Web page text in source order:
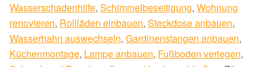
Wasserschadenhilfe, Schimmelbeseitigung, Wohnung
renovieren, Rollläden einbauen, Steckdose anbauen,
Wasserhahn auswechseln, Gardinenstangen anbauen,
Küchenmontage, Lampe anbauen, Fußboden verlegen,